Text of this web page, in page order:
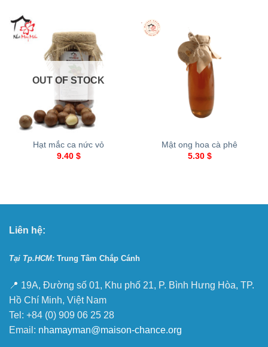
OUT OF STOCK
Hạt mắc ca nức vỏ
9.40 $
Mật ong hoa cà phê
5.30 $
Liên hệ:
Tại Tp.HCM: Trung Tâm Chắp Cánh
📍 19A, Đường số 01, Khu phố 21, P. Bình Hưng Hòa, TP.
Hồ Chí Minh, Việt Nam
Tel: +84 (0) 909 06 25 28
Email: nhamayman@maison-chance.org